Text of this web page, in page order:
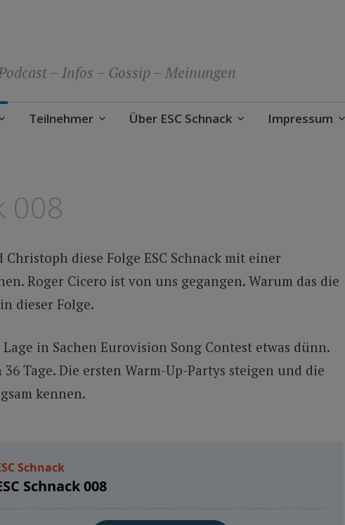
– Infos – Gossip – Meinungen
Teilnehmer Über ESC Schnack Impressum
008
diese Folge ESC Schnack mit einer
Roger Cicero ist von uns gegangen. Warum das die
dieser Folge.
in Sachen Eurovision Song Contest etwas dünn.
Tage. Die ersten Warm-Up-Partys steigen und die
kennen.